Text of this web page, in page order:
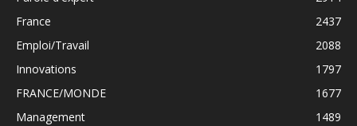
France
2437
Emploi/Travail
2088
Innovations
1797
FRANCE/MONDE
1677
Management
1489